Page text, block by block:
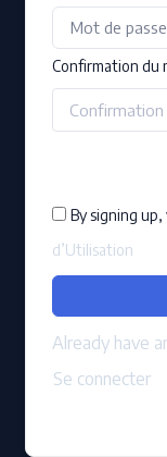
Confirmation du
By signing
d’Utilisation
Already have
Se connecter